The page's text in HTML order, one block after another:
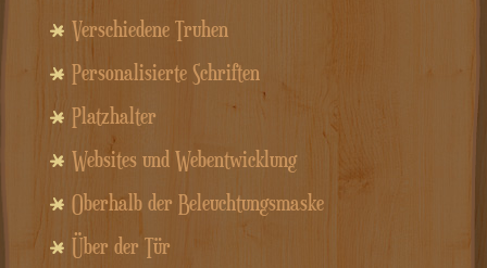
Verschiedene Truhen
Personalisierte Schriften
Platzhalter
Websites und Webentwicklung
Oberhalb der Beleuchtungsmaske
Über der Tür